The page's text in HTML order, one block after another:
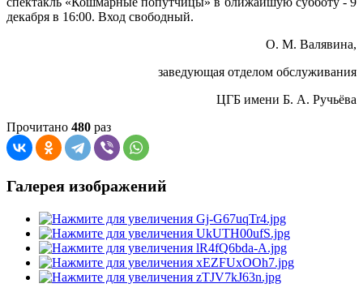
декабря в 16:00. Вход свободный.
О. М. Валявина,
заведующая отделом обслуживания
ЦГБ имени Б. А. Ручьёва
Прочитано 480 раз
Галерея изображений